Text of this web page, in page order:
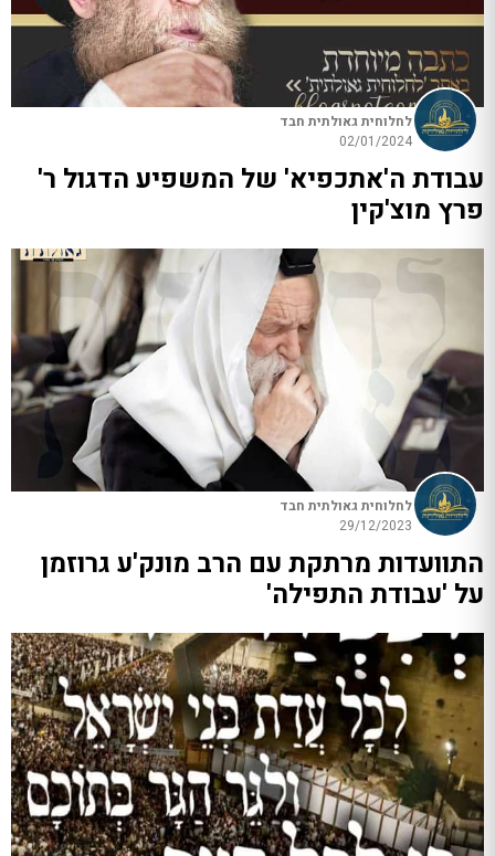
לחלוחית גאולתית חבד
02/01/2024
עבודת ה'אתכפיא' של המשפיע הדגול ר'
פרץ מוצ'קין
לחלוחית גאולתית חבד
29/12/2023
התוועדות מרתקת עם הרב מונק'ע גרוזמן
על 'עבודת התפילה'